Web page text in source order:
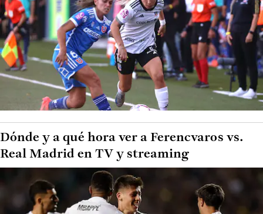
Dónde y a qué hora ver a Ferencvaros vs.
Real Madrid en TV y streaming